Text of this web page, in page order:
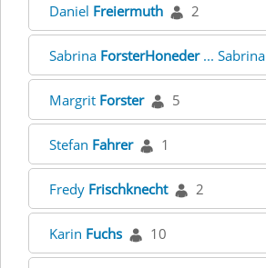
Daniel Freiermuth 2
Sabrina ForsterHoneder... Sabrina
Margrit Forster 5
Stefan Fahrer 1
Fredy Frischknecht 2
Karin Fuchs 10